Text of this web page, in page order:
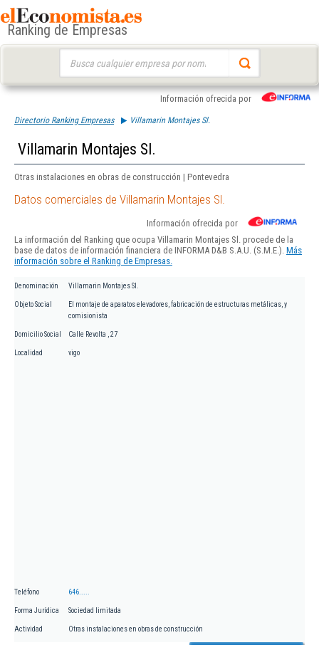
Ranking de Empresas
Información ofrecida por
Directorio Ranking Empresas Villamarin Montajes Sl.
Villamarin Montajes Sl.
Otras instalaciones en obras de construcción | Pontevedra
Datos comerciales de Villamarin Montajes Sl.
Información ofrecida por
La información del Ranking que ocupa Villamarin Montajes Sl. procede de la
base de datos de información financiera de INFORMA D&B S.A.U. (S.M.E.). Más
información sobre el Ranking de Empresas.
Denominación Villamarin Montajes Sl.
Objeto Social
El montaje de aparatos elevadores, fabricación de estructuras metálicas, y
comisionista
Domicilio Social Calle Revolta , 27
Localidad vigo
Teléfono 646.....
Forma Jurídica Sociedad limitada
Actividad Otras instalaciones en obras de construcción